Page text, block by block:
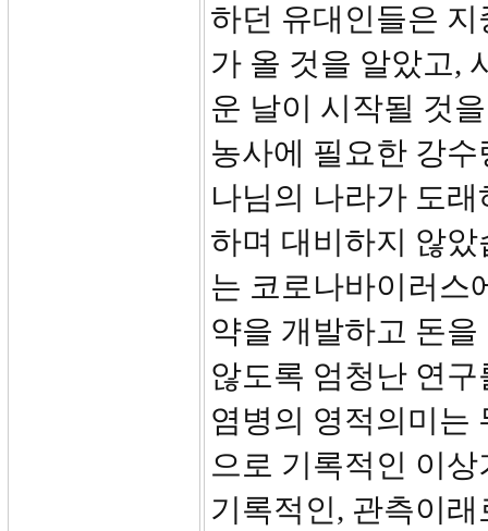
하던 유대인들은
가 올 것을 알았고,
운 날이 시작될 것
농사에 필요한 강
나님의 나라가 도
하며 대비하지 않
는 코로나바이러스
약을 개발하고 돈
않도록 엄청난 연
염병의 영적의미는
으로 기록적인 이
기록적인, 관측이